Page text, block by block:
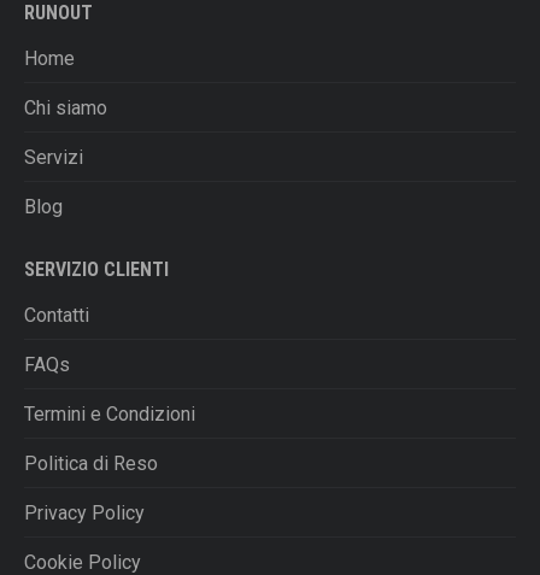
RUNOUT
Home
Chi siamo
Servizi
Blog
SERVIZIO CLIENTI
Contatti
FAQs
Termini e Condizioni
Politica di Reso
Privacy Policy
Cookie Policy